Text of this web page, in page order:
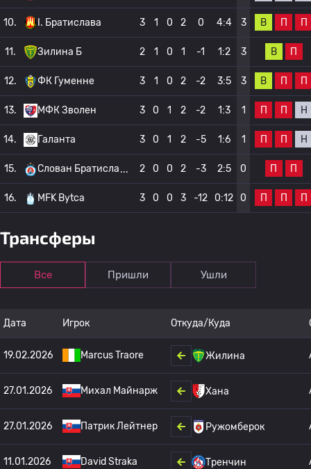
10. I. Братислава 3 1 0 2 0 4:4 3 В П П
11. Зилина Б 2 1 0 1 -1 1:2 3 В П
12. ФК Гуменне 3 1 0 2 -2 3:5 3 В П П
13. МФК Зволен 3 0 1 2 -2 1:3 1 П П Н
14. Галанта 3 0 1 2 -5 1:6 1 П П Н
15. Слован Братисла 2 0 0 2 -3 2:5 0 П П
16. MFK Bytca 3 0 0 3 -12 0:12 0 П П П
Трансферы
Все Пришли Ушли
Дата Игрок Откуда/Куда
19.02.2026 Marcus Traore Жилина
27.01.2026 Михал Майнарж Хана
27.01.2026 Патрик Лейтнер Ружомберок
11.01.2026 David Straka Тренчин